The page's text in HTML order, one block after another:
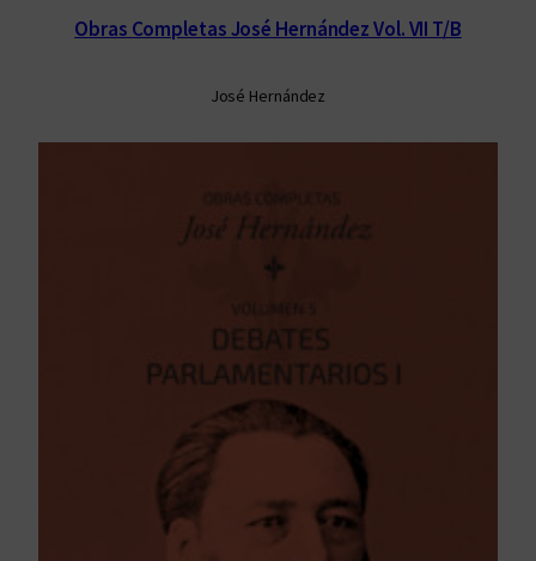
Obras Completas José Hernández Vol. VII T/B
José Hernández